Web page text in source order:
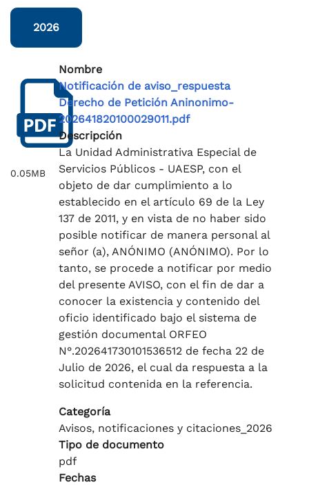
2026
0.05MB
Nombre
Notificación de aviso_respuesta
Derecho de Petición Aninonimo-
202641820100029011.pdf
Descripción
La Unidad Administrativa Especial de
Servicios Públicos - UAESP, con el
objeto de dar cumplimiento a lo
establecido en el artículo 69 de la Ley
137 de 2011, y en vista de no haber sido
posible notificar de manera personal al
señor (a), ANÓNIMO (ANÓNIMO). Por lo
tanto, se procede a notificar por medio
del presente AVISO, con el fin de dar a
conocer la existencia y contenido del
oficio identificado bajo el sistema de
gestión documental ORFEO
N°.202641730101536512 de fecha 22 de
Julio de 2026, el cual da respuesta a la
solicitud contenida en la referencia.
Categoría
Avisos, notificaciones y citaciones_2026
Tipo de documento
pdf
Fechas